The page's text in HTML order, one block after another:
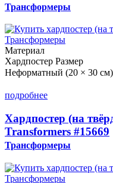
Трансформеры
Материал
Хардпостер Размер
Неформатный (20 × 30 см)
подробнее
Хардпостер (на
Transformers #15669
Трансформеры